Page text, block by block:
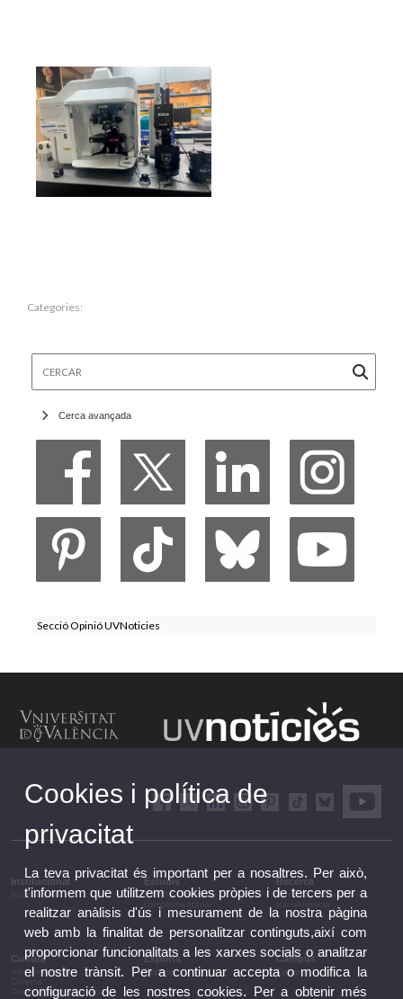
Categories:
Cerca avançada
Secció Opinió UVNoticies
Institucional
Institucional
Estudis
Estudis i formació
Recerca
Recerca, innovació i
Cultura
Arts escèniques
Conferències i debats
Esports
Esports
Campus
Campus
Cookies i política de
privacitat
La teva privacitat és important per a nosaltres. Per això,
t'informem que utilitzem cookies pròpies i de tercers per a
realitzar anàlisis d'ús i mesurament de la nostra pàgina
web amb la finalitat de personalitzar continguts,així com
proporcionar funcionalitats a les xarxes socials o analitzar
el nostre trànsit. Per a continuar accepta o modifica la
configuració de les nostres cookies. Per a obtenir més